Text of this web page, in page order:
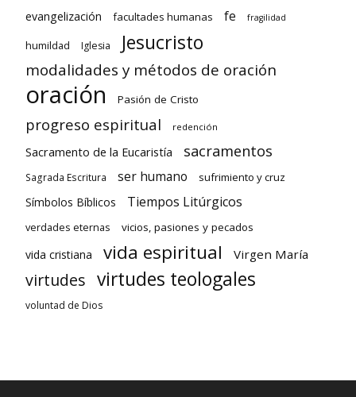
evangelización facultades humanas fe fragilidad
humildad Iglesia Jesucristo
modalidades y métodos de oración
oración Pasión de Cristo
progreso espiritual redención
Sacramento de la Eucaristía sacramentos
Sagrada Escritura ser humano sufrimiento y cruz
Símbolos Bíblicos Tiempos Litúrgicos
verdades eternas vicios, pasiones y pecados
vida cristiana vida espiritual Virgen María
virtudes virtudes teologales
voluntad de Dios